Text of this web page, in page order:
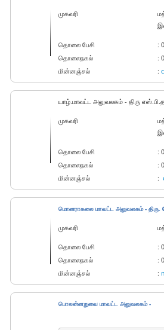
முகவரி
தொலை பேசி
:
தொலைநகல்
:
மின்னஞ்சல்
:
யாழ்.மாவட்ட அலுவலகம் - திரு
முகவரி
தொலை பேசி
:
தொலைநகல்
:
மின்னஞ்சல்
:
மொனராகலை மாவட்ட அலுவலகம் - திரு.
முகவரி
தொலை பேசி
:
தொலைநகல்
:
மின்னஞ்சல்
:
பொலன்னறுவை மாவட்ட அலுவலகம் -